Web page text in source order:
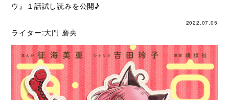
ウ』１話試し読みを公開♪
2022.07.05
ライター:大門 磨央